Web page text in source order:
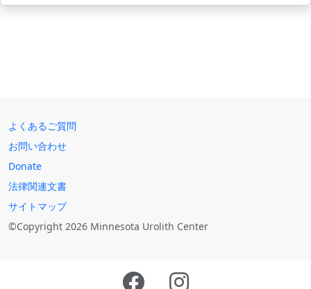
よくあるご質問
お問い合わせ
Donate
法律関連文書
サイトマップ
©Copyright 2026 Minnesota Urolith Center